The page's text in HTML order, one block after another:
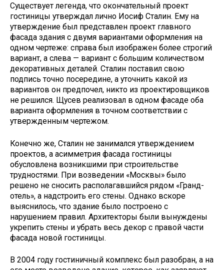
Существует легенда, что окончательный проект
гостиницы утверждал лично Иосиф Сталин. Ему на
утверждение был представлен проект главного
фасада здания с двумя вариантами оформления на
одном чертеже: справа был изображен более строгий
вариант, а слева — вариант с большим количеством
декоративных деталей. Сталин поставил свою
подпись точно посередине, а уточнить какой из
вариантов он предпочел, никто из проектировщиков
не решился. Щусев реализовал в одном фасаде оба
варианта оформления в точном соответствии с
утвержденным чертежом.
Конечно же, Сталин не занимался утверждением
проектов, а асимметрия фасада гостиницы
обусловлена возникшими при строительстве
трудностями. При возведении «Москвы» было
решено не сносить располагавшийся рядом «Гранд-
отель», а надстроить его стены. Однако вскоре
выяснилось, что здание было построено с
нарушением правил. Архитекторы были вынуждены
укрепить стены и убрать весь декор с правой части
фасада новой гостиницы.
В 2004 году гостиничный комплекс был разобран, а на